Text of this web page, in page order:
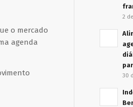
o mercado
agenda
2
30